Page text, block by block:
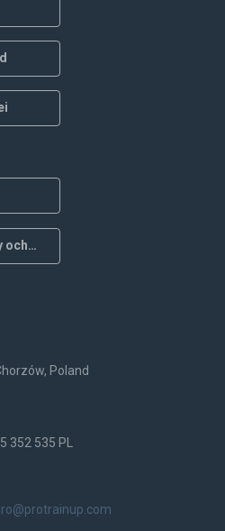
Podmínky a zásady ochrany osob.
Poland
352 535 PL